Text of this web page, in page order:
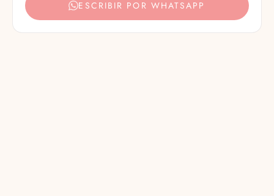
ESCRIBIR POR WHATSAPP